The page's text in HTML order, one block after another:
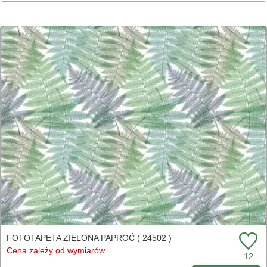
FOTOTAPETA ZIELONA PAPROĆ ( 24502 )
Cena zależy od wymiarów
12